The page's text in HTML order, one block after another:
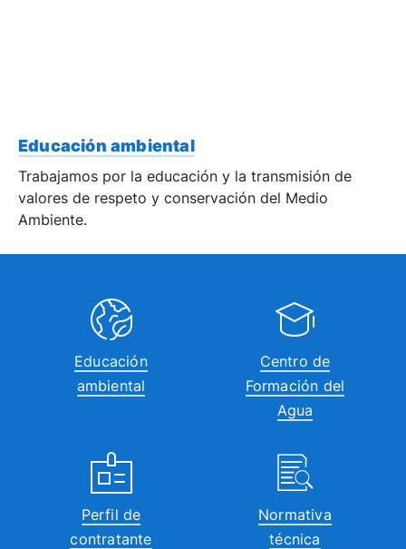
Educación ambiental
Trabajamos por la educación y la transmisión de
valores de respeto y conservación del Medio
Ambiente.
Educación
ambiental
Centro de
Formación del
Agua
Perfil de
contratante
Normativa
técnica